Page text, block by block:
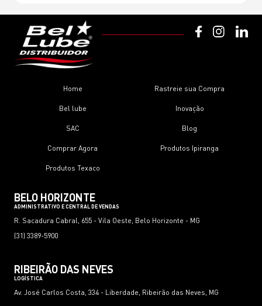
Home Rastreie sua Compra
Bel lube Inovação
SAC Blog
Comprar Agora Produtos Ipiranga
Produtos Texaco
BELO HORIZONTE
ADMINISTRATIVO E CENTRAL DE VENDAS
R. Sacadura Cabral, 655 - Vila Oeste, Belo Horizonte - MG
(31) 3389-5900
RIBEIRÃO DAS NEVES
LOGÍSTICA
Av. José Carlos Costa, 334 - Liberdade, Ribeirão das Neves, MG